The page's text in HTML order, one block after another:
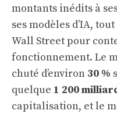
montants inédits à
ses modèles d’IA,
Wall Street pour
fonctionnement. Le
chuté d’environ 30 %
quelque 1 200
capitalisation, et le